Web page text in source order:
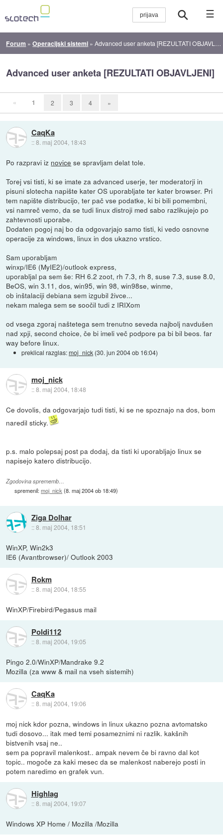
☰
Forum »Operacijski sistemi »Advanced user anketa [REZULTATI OBJAVLJENI]
Advanced user anketa [REZULTATI OBJAVLJENI]
« 1 2 3 4 »
CaqKa
::8. maj 2004, 18:43
Po razpravi iz novice se spravljam delat tole.
Torej vsi tisti, ki se imate za advanced userje, ter moderatorji in
pisuni slotecha napište kater OS uporabljate ter kater browser. Pri
tem napište distribucijo, ter pač vse podatke, ki bi bili pomembni,
vsi namreč vemo, da se tudi linux distroji med sabo razlikujejo po
zahtevnosti uporabe.
Dodaten pogoj naj bo da odgovarjajo samo tisti, ki vedo osnovne
operacije za windows, linux in dos ukazno vrstico.
Sam uporabljam
winxp/IE6 (MyIE2)/outlook express,
uporabljal pa sem še: RH 6.2 zoot, rh 7.3, rh 8, suse 7.3, suse 8.0,
BeOS, win 3.11, dos, win95, win 98, win98se, winme,
ob inštalaciji debiana sem izgubil živce...
nekam malega sem se soočil tudi z IRIXom
od vsega zgoraj naštetega sem trenutno seveda najbolj navdušen
nad xpji, second choice, če bi imeli več podpore pa bi bil beos. far
way before linux.
preklical razglas:moj_nick (30. jun 2004 ob 16:04)
moj_nick
::8. maj 2004, 18:48
Ce dovolis, da odgovarjajo tudi tisti, ki se ne spoznajo na dos, bom
naredil sticky.
p.s. malo polepsaj post pa dodaj, da tisti ki uporabljajo linux se
napisejo katero distribucijo.
Zgodovina sprememb…
spremenil:moj_nick (8. maj 2004 ob 18:49)
Ziga Dolhar
::8. maj 2004, 18:51
WinXP, Win2k3
IE6 (Avantbrowser)/ Outlook 2003
Rokm
::8. maj 2004, 18:55
WinXP/Firebird/Pegasus mail
Poldi112
::8. maj 2004, 19:05
Pingo 2.0/WinXP/Mandrake 9.2
Mozilla (za www & mail na vseh sistemih)
CaqKa
::8. maj 2004, 19:06
moj nick kdor pozna, windows in linux ukazno pozna avtomatsko
tudi dosovo... itak med temi posameznimi ni razlik. kakšnih
bistvenih vsaj ne..
sem pa popravil malenkost.. ampak nevem če bi ravno dal kot
topic.. mogoče za kaki mesec da se malenkost naberejo posti in
potem naredimo en grafek vun.
Highlag
::8. maj 2004, 19:07
Windows XP Home / Mozilla /Mozilla